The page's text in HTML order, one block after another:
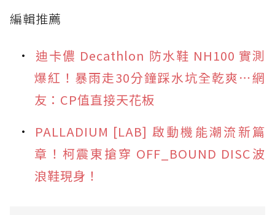
編輯推薦
迪卡儂 Decathlon 防水鞋 NH100 實測
爆紅！暴雨走30分鐘踩水坑全乾爽⋯網
友：CP值直接天花板
PALLADIUM [LAB] 啟動機能潮流新篇
章！柯震東搶穿 OFF_BOUND DISC波
浪鞋現身！